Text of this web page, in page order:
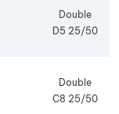
Double
D5 25/50
Double
C8 25/50